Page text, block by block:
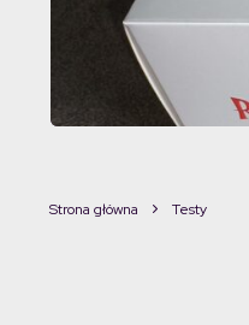
Strona główna Testy